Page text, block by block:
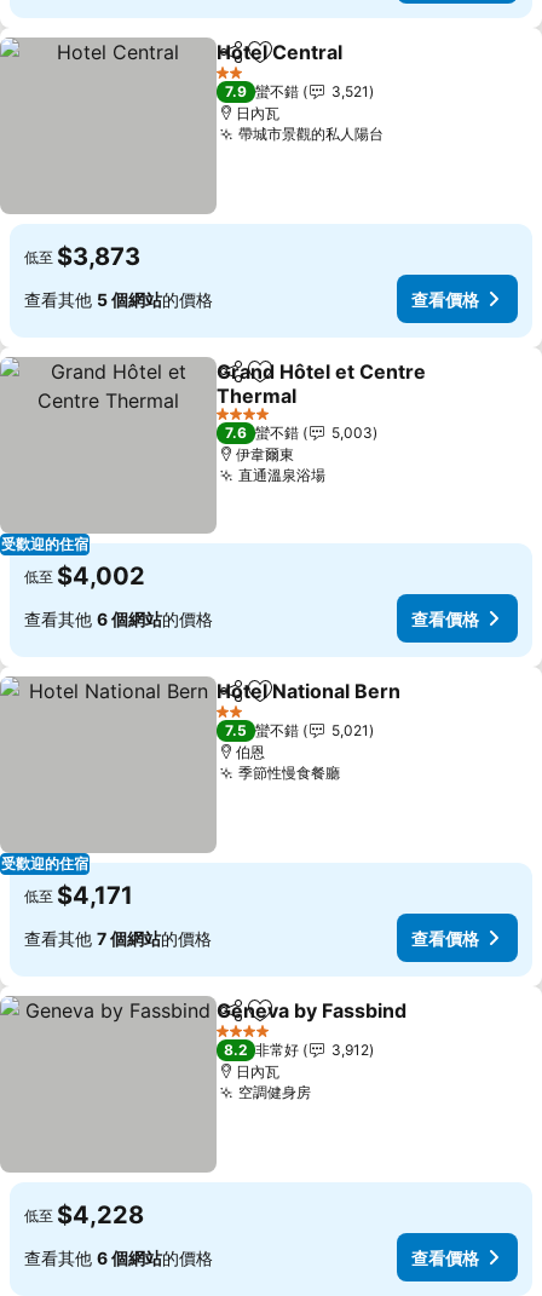
分享 加入我的最愛
Hotel Central
2 星級
7.9 蠻不錯
3,521
日內瓦
帶城市景觀的私人陽台
低至 $3,873
查看其他 5 個網站的價格 查看價格
受歡迎的住宿
分享 加入我的最愛
Grand Hôtel et Centre
Thermal
查看價格
4 星級
7.6 蠻不錯
5,003
伊韋爾東
直通溫泉浴場查看價格
低至 $4,002
查看其他 6 個網站的價格 查看價格
受歡迎的住宿
分享 加入我的最愛
Hotel National Bern
2 星級
7.5 蠻不錯
5,021
伯恩
季節性慢食餐廳查看價格
低至 $4,171
查看其他 7 個網站的價格 查看價格
分享 加入我的最愛
Geneva by Fassbind
4 星級
8.2 非常好
3,912
日內瓦
空調健身房查看價格
低至 $4,228
查看其他 6 個網站的價格 查看價格